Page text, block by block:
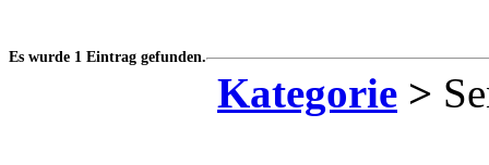
Es wurde 1 Eintrag gefunden.
Kategorie >